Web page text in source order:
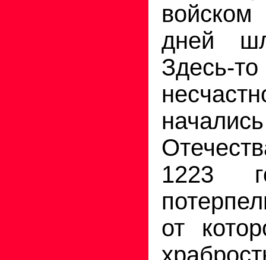
дней
Здесь-
1223
от